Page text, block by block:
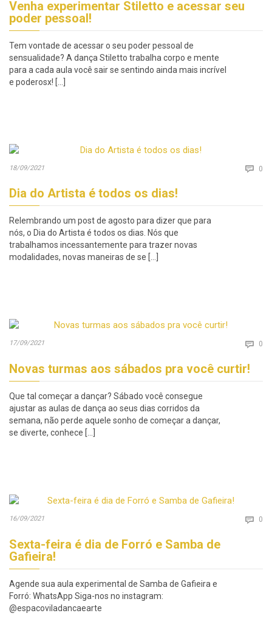
Venha experimentar Stiletto e acessar seu
poder pessoal!
Tem vontade de acessar o seu poder pessoal de
sensualidade? A dança Stiletto trabalha corpo e mente
para a cada aula você sair se sentindo ainda mais incrível
e poderosx! […]
18/09/2021  0
Dia do Artista é todos os dias!
Relembrando um post de agosto para dizer que para
nós, o Dia do Artista é todos os dias. Nós que
trabalhamos incessantemente para trazer novas
modalidades, novas maneiras de se […]
17/09/2021  0
Novas turmas aos sábados pra você curtir!
Que tal começar a dançar? Sábado você consegue
ajustar as aulas de dança ao seus dias corridos da
semana, não perde aquele sonho de começar a dançar,
se diverte, conhece […]
16/09/2021  0
Sexta-feira é dia de Forró e Samba de
Gafieira!
Agende sua aula experimental de Samba de Gafieira e
Forró: WhatsApp Siga-nos no instagram:
@espacoviladancaearte